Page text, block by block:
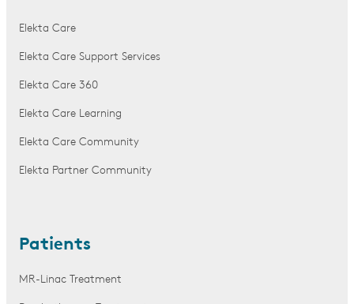
Elekta Care
Elekta Care Support Services
Elekta Care 360
Elekta Care Learning
Elekta Care Community
Elekta Partner Community
Patients
MR-Linac Treatment